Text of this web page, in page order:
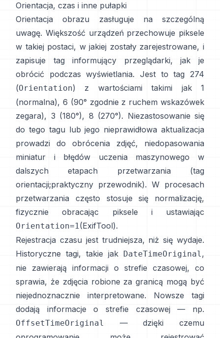
Orientacja, czas i inne pułapki
Orientacja obrazu zasługuje na szczególną
uwagę. Większość urządzeń przechowuje piksele
w takiej postaci, w jakiej zostały zarejestrowane, i
zapisuje tag informujący przeglądarki, jak je
obrócić podczas wyświetlania. Jest to tag 274
(Orientation) z wartościami takimi jak 1
(normalna), 6 (90° zgodnie z ruchem wskazówek
zegara), 3 (180°), 8 (270°). Niezastosowanie się
do tego tagu lub jego nieprawidłowa aktualizacja
prowadzi do obrócenia zdjęć, niedopasowania
miniatur i błędów uczenia maszynowego w
dalszych etapach przetwarzania (tag
orientacji;praktyczny przewodnik). W procesach
przetwarzania często stosuje się normalizację,
fizycznie obracając piksele i ustawiając
Orientation=1(ExifTool).
Rejestracja czasu jest trudniejsza, niż się wydaje.
Historyczne tagi, takie jak DateTimeOriginal,
nie zawierają informacji o strefie czasowej, co
sprawia, że zdjęcia robione za granicą mogą być
niejednoznacznie interpretowane. Nowsze tagi
dodają informacje o strefie czasowej — np.
OffsetTimeOriginal
— dzięki czemu